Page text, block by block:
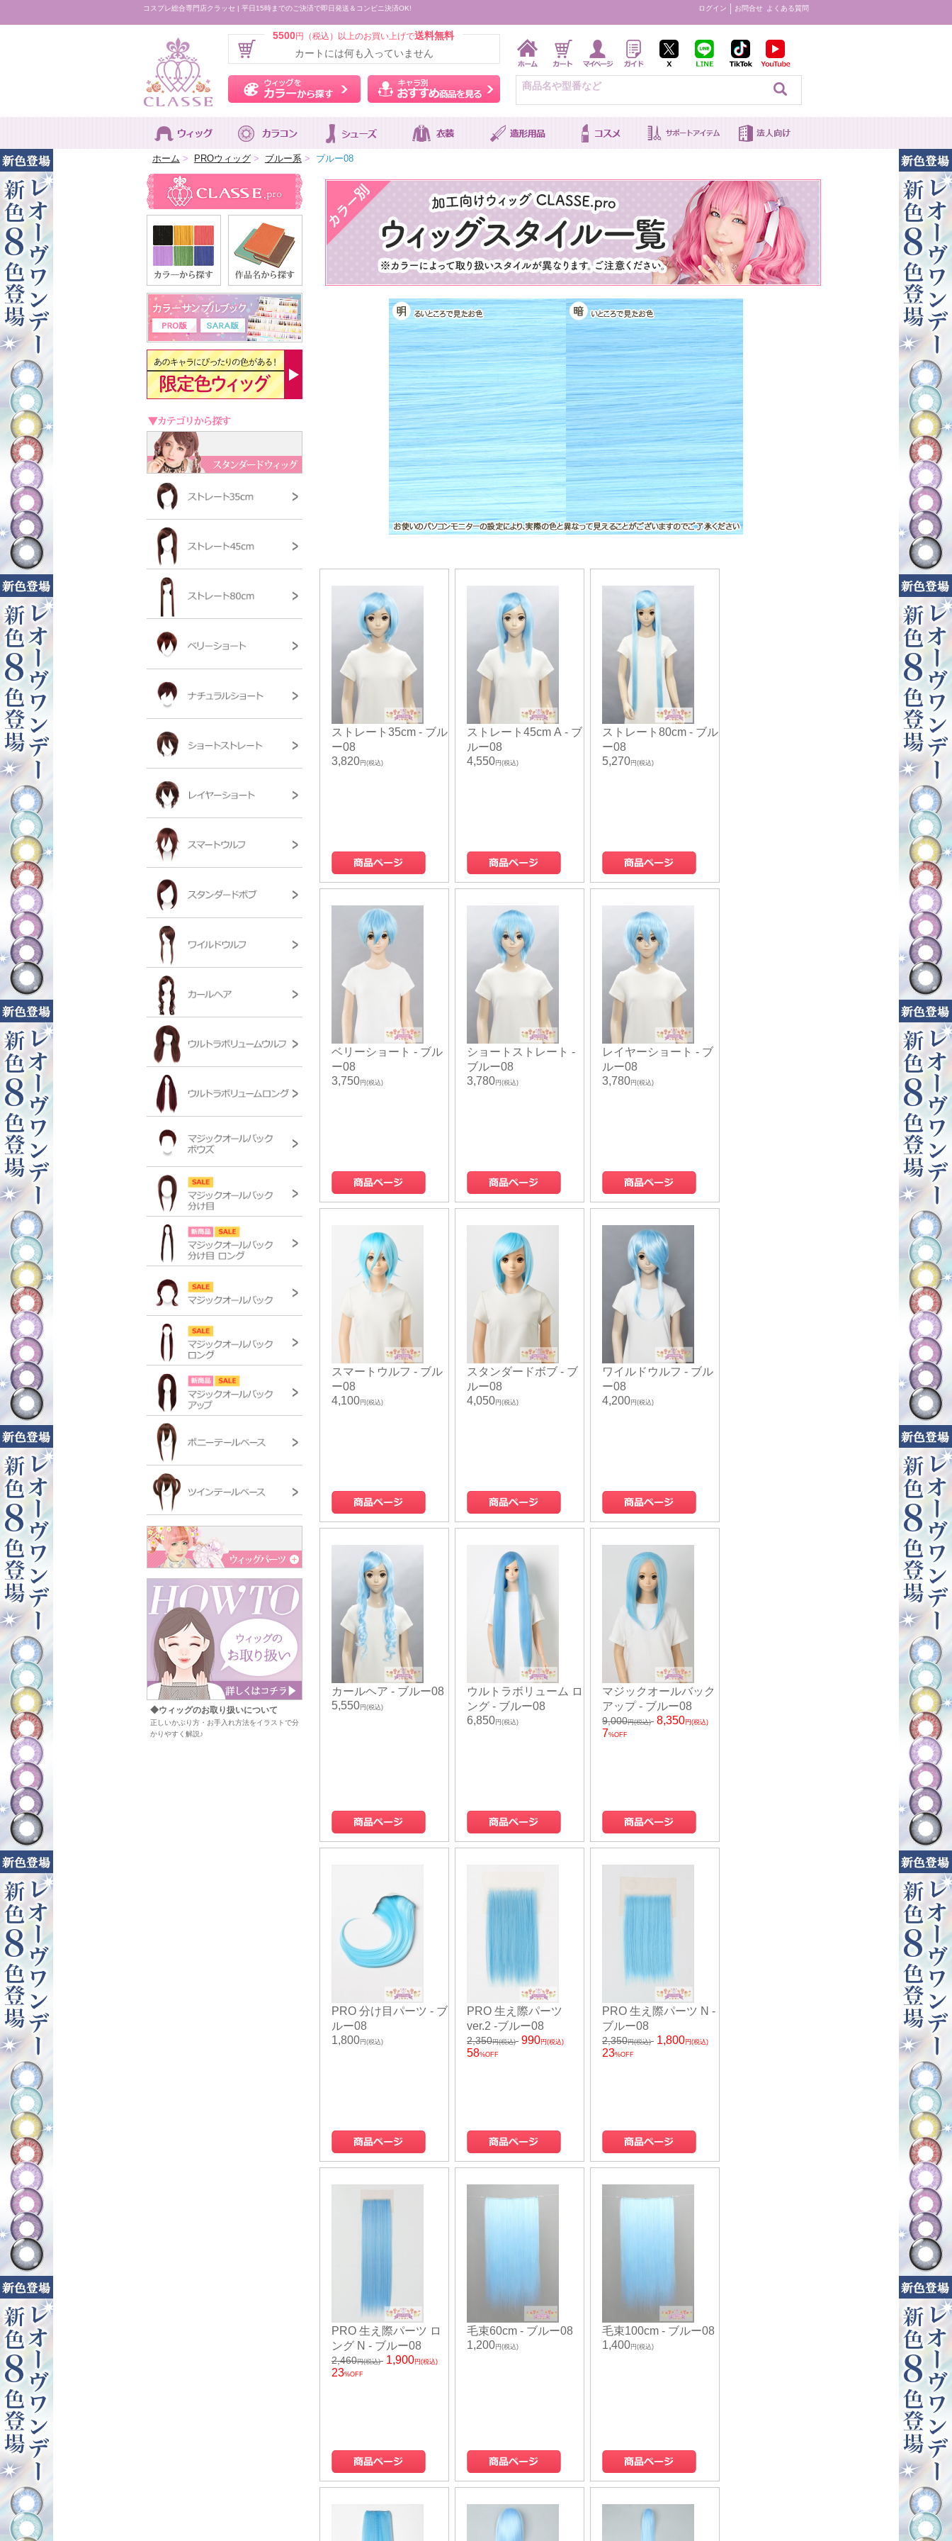
コスプレ総合専門店クラッセ | 平日15時までのご決済で即日発送＆コンビニ決済OK! ログイン お問合せ よくある質問
5500円（税込）以上のお買い上げで送料無料
カートには何も入っていません
ウィッグをカラーから探す キャラ別おすすめ商品を見る
ホーム > PROウィッグ > ブルー系 > ブルー08
◆ウィッグのお取り扱いについて
正しいかぶり方・お手入れ方法をイラストで分
かりやすく解説♪
ストレート35cm - ブル
ー08
3,820円(税込)
ストレート45cm A - ブ
ルー08
4,550円(税込)
ストレート80cm - ブル
ー08
5,270円(税込)
ベリーショート - ブル
ー08
3,750円(税込)
ショートストレート -
ブルー08
3,780円(税込)
レイヤーショート - ブ
ルー08
3,780円(税込)
スマートウルフ - ブル
ー08
4,100円(税込)
スタンダードボブ - ブ
ルー08
4,050円(税込)
ワイルドウルフ - ブル
ー08
4,200円(税込)
カールヘア - ブルー08
5,550円(税込)
ウルトラボリューム ロ
ング - ブルー08
6,850円(税込)
マジックオールバック
アップ - ブルー08
9,000円(税込) 8,350円(税込)
7%OFF
PRO 分け目パーツ - ブ
ルー08
1,800円(税込)
PRO 生え際パーツ
ver.2 -ブルー08
2,350円(税込) 990円(税込)
58%OFF
PRO 生え際パーツ N -
ブルー08
2,350円(税込) 1,800円(税込)
23%OFF
PRO 生え際パーツ ロ
ング N - ブルー08
2,460円(税込) 1,900円(税込)
23%OFF
毛束60cm - ブルー08
1,200円(税込)
毛束100cm - ブルー08
1,400円(税込)